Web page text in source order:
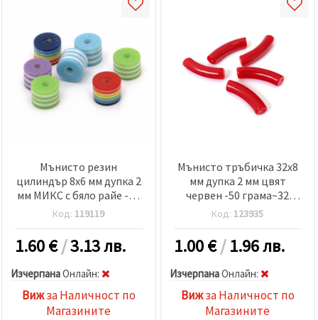
Мънисто резин
цилиндър 8x6 мм дупка 2
мм МИКС с бяло райе -50
броя
Код: 119119
1.60€/3.13 лв.
ИзчерпанаOнлайн:
Вижза Наличност по
Магазините
Мънисто тръбичка 32x8
мм дупка 2 мм цвят
червен -50 грама~32
броя
Код: 123935
1.00€/1.96 лв.
ИзчерпанаOнлайн:
Вижза Наличност по
Магазините